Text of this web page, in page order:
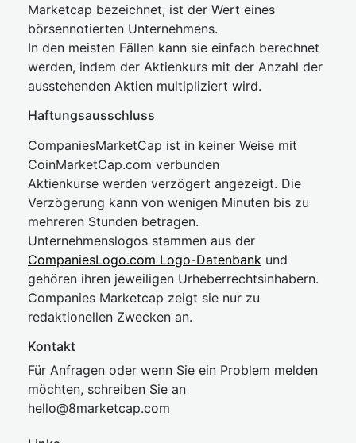
Marketcap bezeichnet, ist der Wert eines
börsennotierten Unternehmens.
In den meisten Fällen kann sie einfach berechnet
werden, indem der Aktienkurs mit der Anzahl der
ausstehenden Aktien multipliziert wird.
Haftungsausschluss
CompaniesMarketCap ist in keiner Weise mit
CoinMarketCap.com verbunden
Aktienkurse werden verzögert angezeigt. Die
Verzögerung kann von wenigen Minuten bis zu
mehreren Stunden betragen.
Unternehmenslogos stammen aus der
CompaniesLogo.com Logo-Datenbank und
gehören ihren jeweiligen Urheberrechtsinhabern.
Companies Marketcap zeigt sie nur zu
redaktionellen Zwecken an.
Kontakt
Für Anfragen oder wenn Sie ein Problem melden
möchten, schreiben Sie an
hello@8marketcap.com